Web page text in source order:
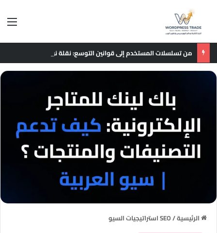
الرئيسية/SEO استراتيجيات السيو